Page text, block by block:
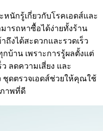
หนักรู้เกี่ยวกับโรคเอดส์และ
ารถหาซื้อได้ง่ายทั้งร้าน
งได้สะดวกและรวดเร็ว
บ้าน เพราะการรู้ผลตั้งแต่
ลดความเสี่ยง และ
ชุดตรวจเอดส์ช่วยให้คุณใช้
าพที่ดี